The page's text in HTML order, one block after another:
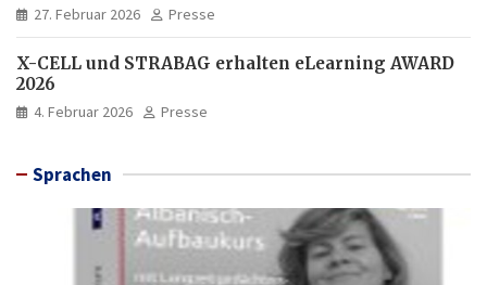
27. Februar 2026 Presse
X-CELL und STRABAG erhalten eLearning AWARD
2026
4. Februar 2026 Presse
Sprachen